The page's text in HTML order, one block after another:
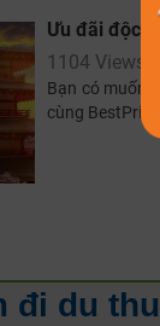
Ưu đãi độc
1104 Views
Bạn có muốn
cùng
đi du